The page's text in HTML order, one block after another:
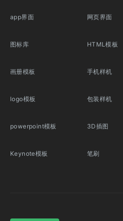
app界面
图标库
画册模板
logo模板
powerpoint模板
Keynote模板
网页界面
HTML模板
手机样机
包装样机
3D插图
笔刷